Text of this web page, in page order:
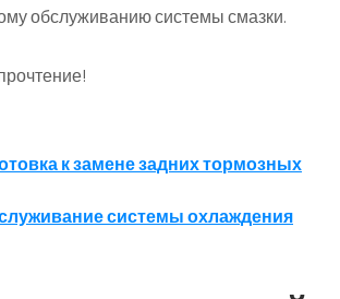
обслуживанию системы смазки.
к замене задних тормозных
системы охлаждения